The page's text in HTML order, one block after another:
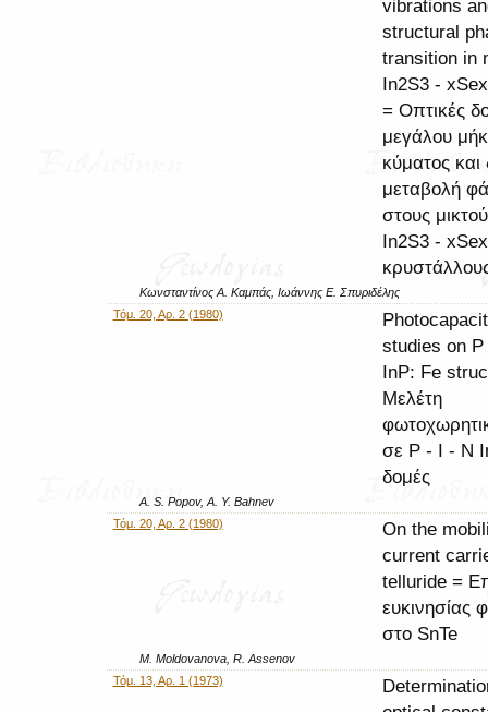
vibrations
structural
transition in
In2S3 -
= Οπτικές
μεγάλου
κύματος και
μεταβολή
στους
In2S3 - xSex
Κωνσταντίνος Α. Καμπάς, Ιωάννης Ε. Σπυριδέλης
Τόμ. 20, Αρ. 2 (1980)
studies on
InP: Fe
Μελέτη
σε P - I - N
δομές
A. S. Popov, A. Y. Bahnev
Τόμ. 20, Αρ. 2 (1980)
On the
current
telluride =
ευκινησίας
στο SnTe
M. Moldovanova, R. Assenov
Τόμ. 13, Αρ. 1 (1973)